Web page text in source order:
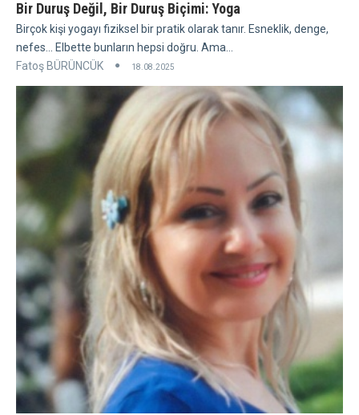
Bir Duruş Değil, Bir Duruş Biçimi: Yoga
Birçok kişi yogayı fiziksel bir pratik olarak tanır. Esneklik, denge,
nefes... Elbette bunların hepsi doğru. Ama...
Fatoş BÜRÜNCÜK
18.08.2025